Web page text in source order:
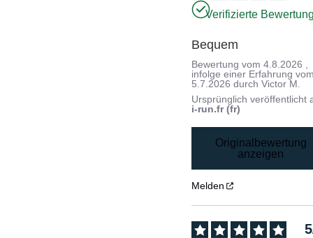
Verifizierte
Bequem
Bewertung vom4.8.2026
infolge einer Erfahrung
5.7.2026 durchVictor M.
Ursprünglich veröffentlicht
i-run.fr (fr)
Originalbewertung
anzeigen
Melden
5